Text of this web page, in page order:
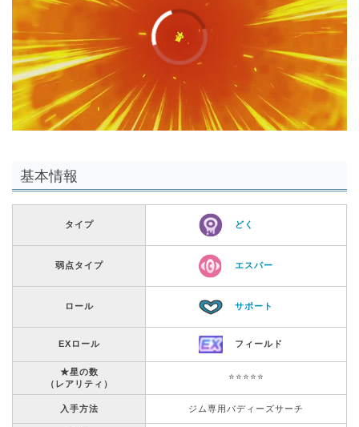
00:00 /01:00
基本情報
タイプ どく
弱点タイプ エスパー
ロール サポート
EXロール フィールド
★星の数
（レアリティ）
⭐️⭐️⭐️⭐️⭐️
入手方法 ジム専用バディーズサーチ